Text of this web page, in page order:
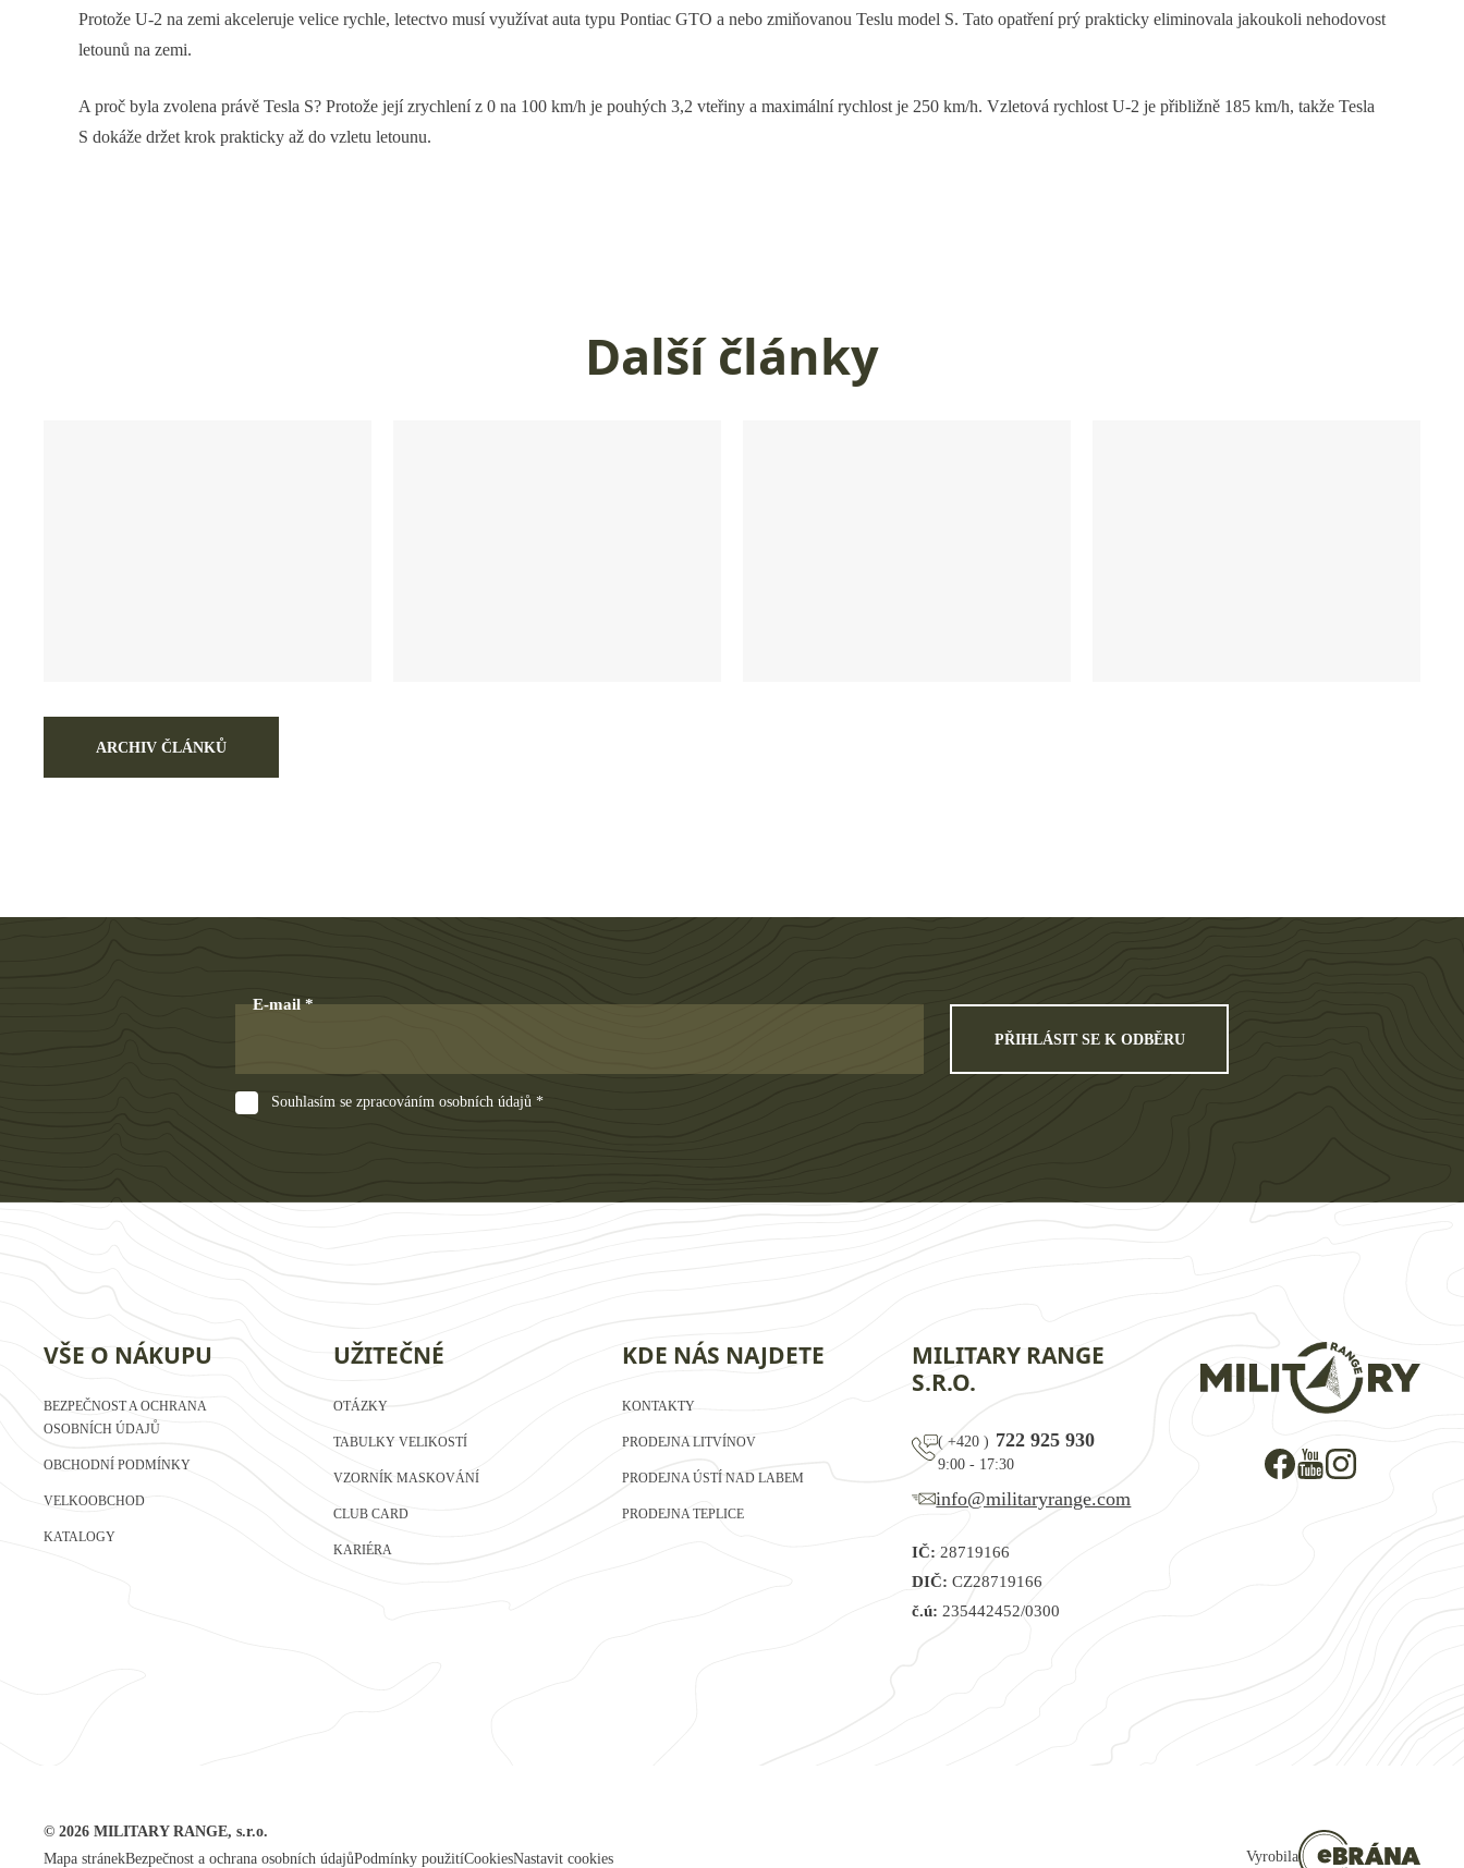
Protože U-2 na zemi akceleruje velice rychle, letectvo musí využívat auta typu Pontiac GTO a nebo zmiňovanou Teslu model S. Tato opatření prý prakticky eliminovala jakoukoli nehodovost
letounů na zemi.
A proč byla zvolena právě Tesla S? Protože její zrychlení z 0 na 100 km/h je pouhých 3,2 vteřiny a maximální rychlost je 250 km/h. Vzletová rychlost U-2 je přibližně 185 km/h, takže Tesla
S dokáže držet krok prakticky až do vzletu letounu.
Další články
ARCHIV ČLÁNKŮ
E-mail
PŘIHLÁSIT SE K ODBĚRU
Souhlasím se zpracováním osobních údajů *
VŠE O NÁKUPU
BEZPEČNOST A OCHRANA
OSOBNÍCH ÚDAJŮ
OBCHODNÍ PODMÍNKY
VELKOOBCHOD
KATALOGY
UŽITEČNÉ
OTÁZKY
TABULKY VELIKOSTÍ
VZORNÍK MASKOVÁNÍ
CLUB CARD
KARIÉRA
KDE NÁS NAJDETE
KONTAKTY
PRODEJNA LITVÍNOV
PRODEJNA ÚSTÍ NAD LABEM
PRODEJNA TEPLICE
MILITARY RANGE
S.R.O.
( +420) 722 925 930
9:00 - 17:30
info@militaryrange.com
IČ: 28719166
DIČ: CZ28719166
č.ú: 235442452/0300
© 2026 MILITARY RANGE, s.r.o.
Mapa stránekBezpečnost a ochrana osobních údajůPodmínky použitíCookiesNastavit cookies Vyrobila